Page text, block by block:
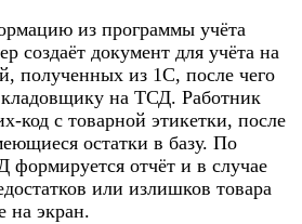
из программы учёта
создаёт документ для учёта на
полученных из 1С, после чего
кладовщику на ТСД. Работник
код с товарной этикетки, после
остатки в базу. По
формируется отчёт и в случае
или излишков товара
на экран.